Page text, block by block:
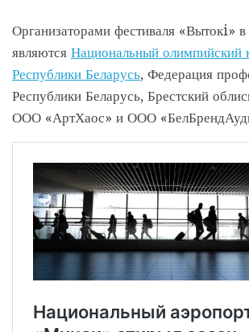
Организаторами фестиваля «Вытокi»
являются Национальный олимпийский
Республики Беларусь, Федерация
Республики Беларусь, Брестский
ООО «АртХаос» и ООО